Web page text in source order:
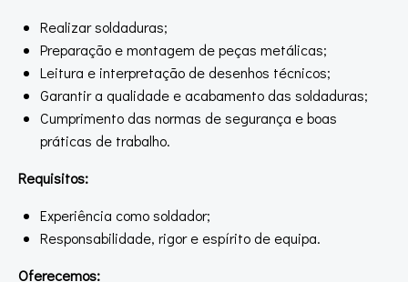
Realizar soldaduras;
Preparação e montagem de peças metálicas;
Leitura e interpretação de desenhos técnicos;
Garantir a qualidade e acabamento das soldaduras;
Cumprimento das normas de segurança e boas
práticas de trabalho.
Requisitos:
Experiência como soldador;
Responsabilidade, rigor e espírito de equipa.
Oferecemos: